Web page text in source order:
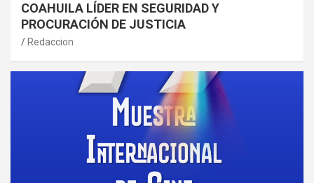
COAHUILA LÍDER EN SEGURIDAD Y
PROCURACIÓN DE JUSTICIA
Redaccion